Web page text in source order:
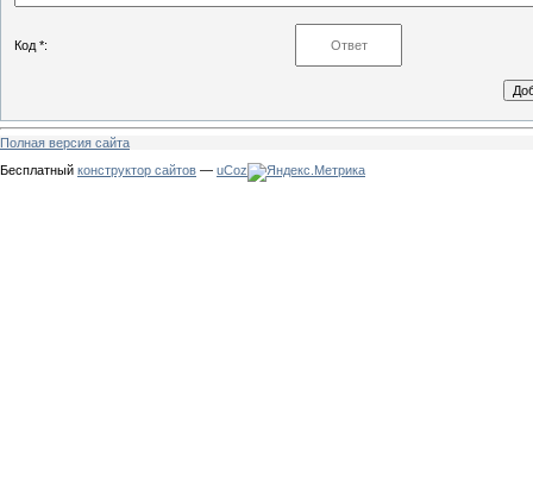
Код *:
Полная версия сайта
Бесплатный конструктор сайтов — uCoz